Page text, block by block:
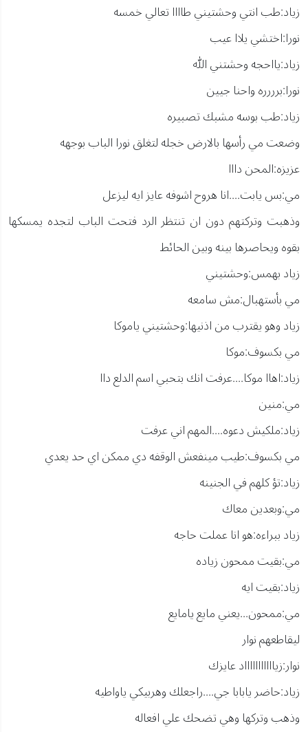
زياد:طب انتي وحشتيني طاااا تعالي خمسه
نورا:اختشي يلاا عيب
زياد:يااحجه وحشتني الله
نورا:برررره واحنا جيين
زياد:طب بوسه مشبك تصبيره
وضعت مي رأسها بالارض خجله لتغلق نورا الباب بوجهه
عزيزه:المحن دااا
مي:بس يابت....انا هروح اشوفه عايز ايه ليزعل
وذهبت وتركتهم دون ان تنتظر الرد فتحت الباب لتجده يمسكها
بقوه ويحاصرها بينه وبين الحائط
زياد بهمس:وحشتيني
مي بأستهبال:مش سامعه
زياد وهو يقترب من اذنيها:وحشتيني ياموكا
مي بكسوف:موكا
زياد:اهاا موكا....عرفت انك بتحبي اسم الدلع داا
مي:منين
زياد:ملكيش دعوه....المهم اني عرفت
مي بكسوف:طيب مينفعش الوقفه دي ممكن اي حد يعدي
زياد:تؤ كلهم في الجنينه
مي:وبعدين معاك
زياد ببراءه:هو انا عملت حاجه
مي:بقيت ممحون زياده
زياد:بقيت ايه
مي:ممحون...يعني مايع يامايع
ليقاطعهم نوار
نوار:زياااااااااااد عايزك
زياد:حاضر يابابا جي....راجعلك وهربيكي ياواطيه
وذهب وتركها وهي تضحك علي افعاله